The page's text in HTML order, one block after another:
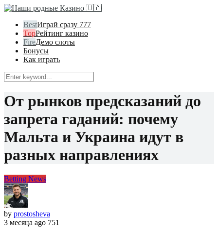
Играй сразу 777
Рейтинг казино
Демо слоты
Бонусы
Как играть
От рынков предсказаний до
запрета гаданий: почему
Мальта и Украина идут в
разных направлениях
Betting News
by prostosheva
3 месяца ago 751